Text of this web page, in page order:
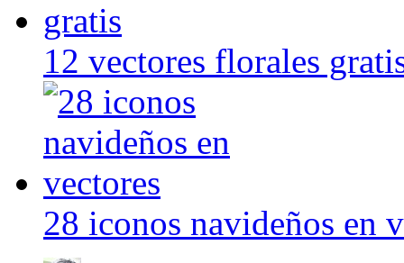
12 vectores florales
28 iconos navideños en